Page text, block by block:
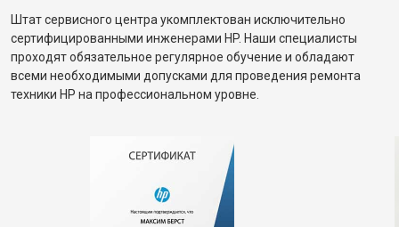
Штат сервисного центра укомплектован исключительно
сертифицированными инженерами HP. Наши специалисты
проходят обязательное регулярное обучение и обладают
всеми необходимыми допусками для проведения ремонта
техники HP на профессиональном уровне.